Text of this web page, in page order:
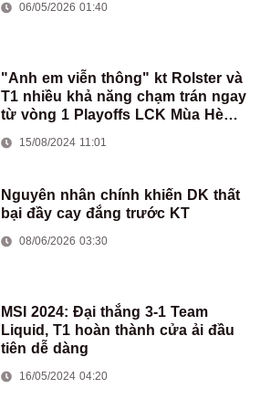
06/05/2026 01:40
"Anh em viễn thông" kt Rolster và
T1 nhiều khả năng chạm trán ngay
từ vòng 1 Playoffs LCK Mùa Hè
15/08/2024 11:01
Nguyên nhân chính khiến DK thất
bại đầy cay đắng trước KT
08/06/2026 03:30
MSI 2024: Đại thắng 3-1 Team
Liquid, T1 hoàn thành cửa ải đầu
tiên dễ dàng
16/05/2024 04:20